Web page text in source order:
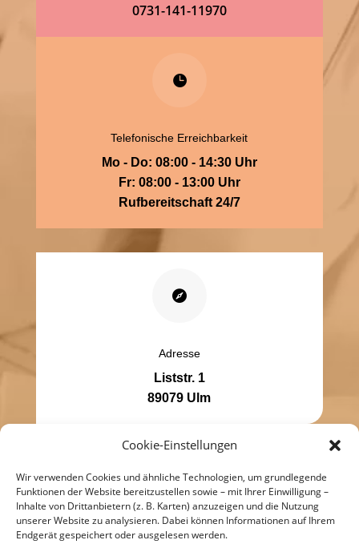
Cookie-Einstellungen
Wir verwenden Cookies und ähnliche Technologien, um grundlegende
Funktionen der Website bereitzustellen sowie – mit Ihrer Einwilligung –
Inhalte von Drittanbietern (z. B. Karten) anzuzeigen und die Nutzung
unserer Website zu analysieren. Dabei können Informationen auf Ihrem
Endgerät gespeichert oder ausgelesen werden.
0731-141-11970

Telefonische Erreichbarkeit
Mo - Do: 08:00 - 14:30 Uhr
Fr: 08:00 - 13:00 Uhr
Rufbereitschaft 24/7

Adresse
Liststr. 1
89079 Ulm
Kosten
Bewerbung